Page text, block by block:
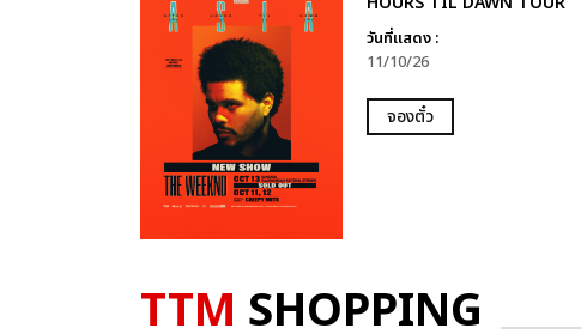
วันที่แสดง :
11/10/26
จองตั๋ว
TTM SHOPPING